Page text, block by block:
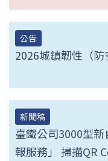
公告
2026城鎮韌性（
新聞稿
臺鐵公司3000型
報服務」 掃描QR